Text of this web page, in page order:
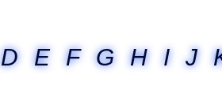
D E F G H I J